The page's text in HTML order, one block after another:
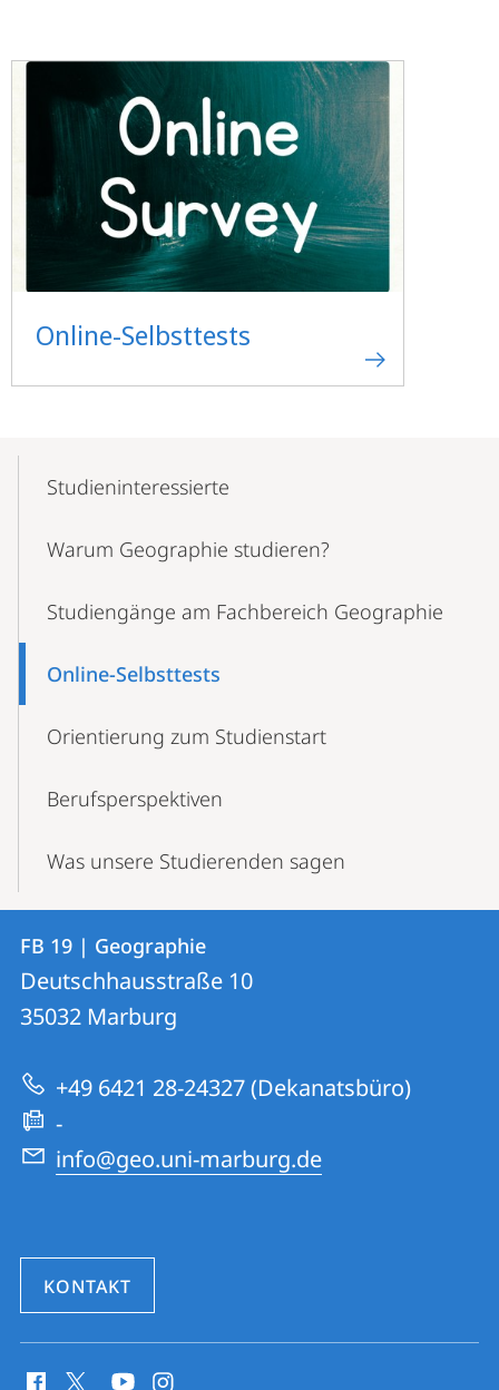
Online-Selbsttests
NavigationStudieninteressierte
Warum Geographie studieren?
Studiengänge am Fachbereich Geographie
Online-Selbsttests
Orientierung zum Studienstart
Berufsperspektiven
Was unsere Studierenden sagen
Kontakt
und
Informationen
zur
Website
Kontaktinformationen
FB
19
Geographie
FB 19 | Geographie
Deutschhausstraße 10
35032 Marburg
+49 6421 28-24327 (Dekanatsbüro)
-
info@geo.uni-marburg.de
KONTAKT